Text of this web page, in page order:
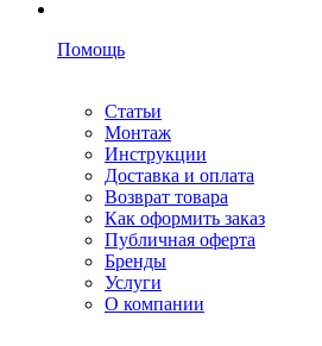
Помощь
Статьи
Монтаж
Инструкции
Доставка и оплата
Возврат товара
Как оформить заказ
Публичная оферта
Бренды
Услуги
О компании